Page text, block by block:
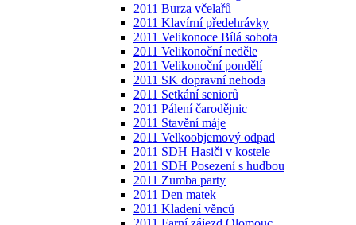
2011 Burza včelařů
2011 Klavírní předehrávky
2011 Velikonoce Bílá sobota
2011 Velikonoční neděle
2011 Velikonoční pondělí
2011 SK dopravní nehoda
2011 Setkání seniorů
2011 Pálení čarodějnic
2011 Stavění máje
2011 Velkoobjemový odpad
2011 SDH Hasiči v kostele
2011 SDH Posezení s hudbou
2011 Zumba party
2011 Den matek
2011 Kladení věnců